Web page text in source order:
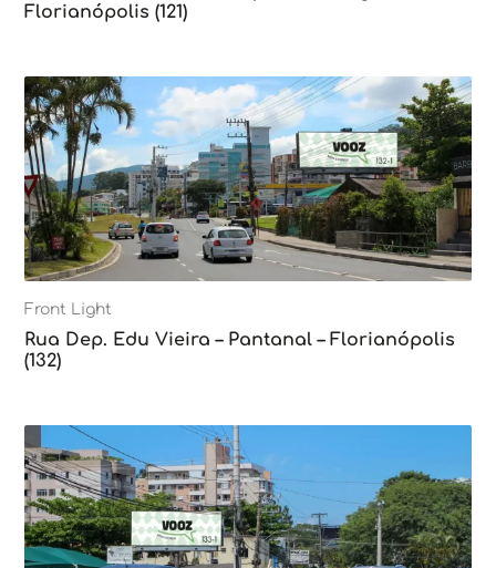
Florianópolis (121)
Front Light
Rua Dep. Edu Vieira – Pantanal – Florianópolis
(132)